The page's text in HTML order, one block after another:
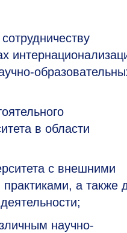
в области
с внешними
а также
научно-